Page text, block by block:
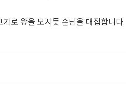
로 왕을 모시듯 손님을 대접합니다